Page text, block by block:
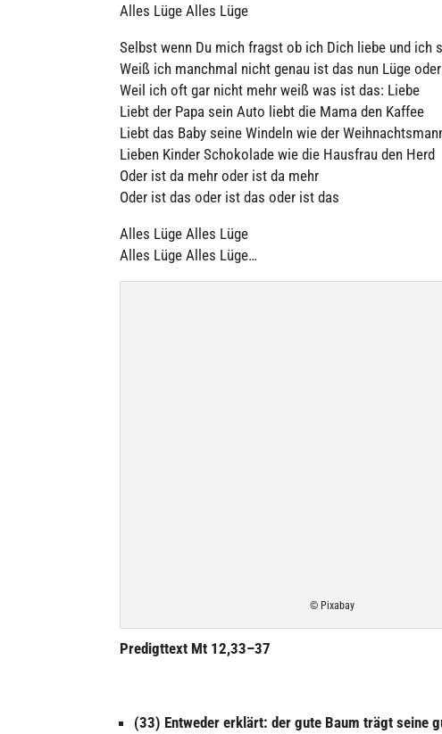
Alles Lüge Alles Lüge
Selbst wenn Du mich fragst ob ich Dich liebe und ich
Weiß ich manchmal nicht genau ist das nun Lüge
Weil ich oft gar nicht mehr weiß was ist das: Liebe
Liebt der Papa sein Auto liebt die Mama den Kaffee
Liebt das Baby seine Windeln wie der
Lieben Kinder Scho­ko­lade wie die Hausfrau den Herd
Oder ist da mehr oder ist da mehr
Oder ist das oder ist das oder ist das
Alles Lüge Alles Lüge
Alles Lüge Alles Lüge…
© Pixabay
Pre­digt­text Mt 12,33–37
(33) Entweder erklärt: der gute Baum trägt seine